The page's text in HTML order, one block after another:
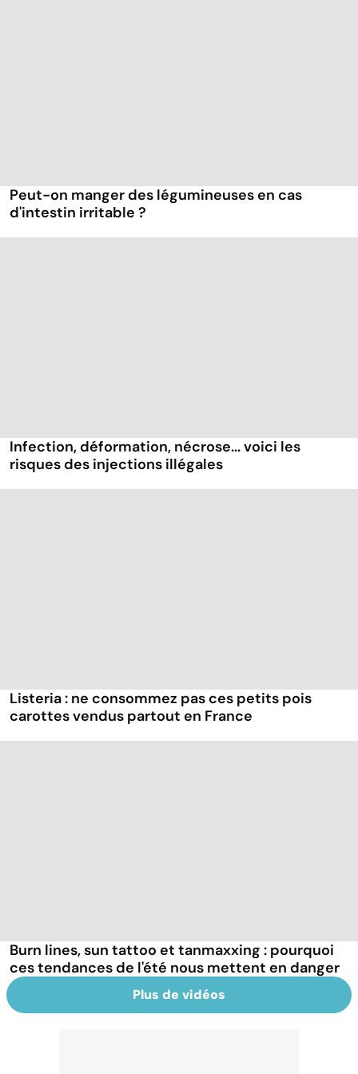
Peut-on manger des légumineuses en cas
d'intestin irritable ?
Infection, déformation, nécrose... voici les
risques des injections illégales
Listeria : ne consommez pas ces petits pois
carottes vendus partout en France
Burn lines, sun tattoo et tanmaxxing : pourquoi
ces tendances de l'été nous mettent en danger
Plus de vidéos